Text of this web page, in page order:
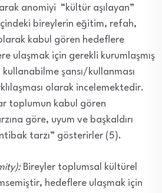
anomiyi “kültür aşılayan”
bireylerin eğitim, refah,
kabul gören hedeflere
ulaşmak için gerekli kurumlaşmış
kullanabilme şansı/kullanması
olarak incelemektedir.
toplumun kabul gören
göre, uyum ve başkaldırı
tarzı” gösterirler (5).
Bireyler toplumsal kültürel
hedeflere ulaşmak için